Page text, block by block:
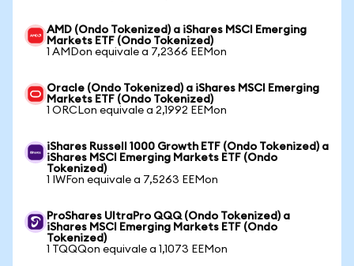
AMD (Ondo Tokenized) a iShares MSCI Emerging
Markets ETF (Ondo Tokenized)
1 AMDon equivale a 7,2366 EEMon
Oracle (Ondo Tokenized) a iShares MSCI Emerging
Markets ETF (Ondo Tokenized)
1 ORCLon equivale a 2,1992 EEMon
iShares Russell 1000 Growth ETF (Ondo Tokenized) a
iShares MSCI Emerging Markets ETF (Ondo
Tokenized)
1 IWFon equivale a 7,5263 EEMon
ProShares UltraPro QQQ (Ondo Tokenized) a
iShares MSCI Emerging Markets ETF (Ondo
Tokenized)
1 TQQQon equivale a 1,1073 EEMon